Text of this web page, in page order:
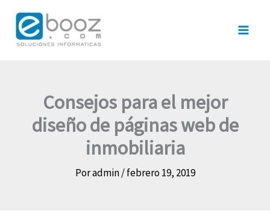
contenido
Consejos para el mejor
diseño de páginas web de
inmobiliaria
Poradmin/febrero 19, 2019